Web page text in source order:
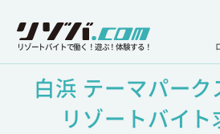
リゾートバイトで働く！遊ぶ！体験する！
白浜 テーマパーク
リゾートバイ